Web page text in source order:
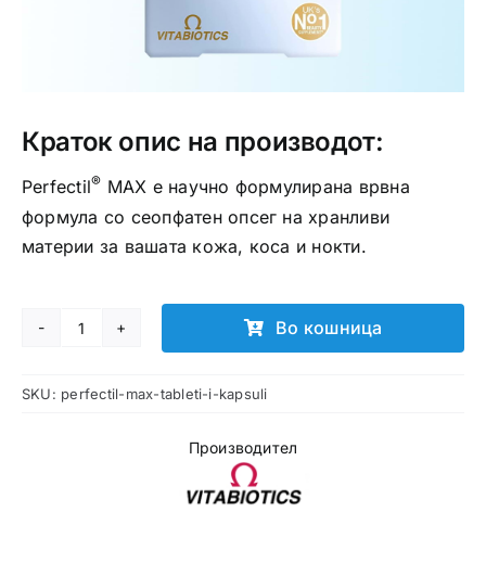
Краток опис на производот:
Perfectil® MAX е научно формулирана врвна
формула со сеопфатен опсег на хранливи
материи за вашата кожа, коса и нокти.
Perfectil
таблети
Во кошница
SKU: perfectil-max-tableti-i-kapsuli
Производител